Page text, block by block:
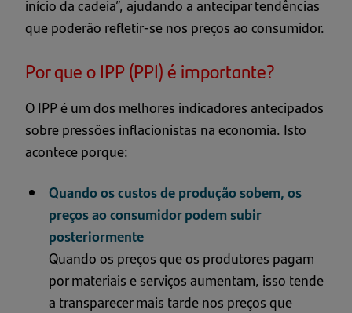
início da cadeia”, ajudando a antecipar tendências
que poderão refletir-se nos preços ao consumidor.
Por que o IPP (PPI) é importante?
O IPP é um dos melhores indicadores antecipados
sobre pressões inflacionistas na economia. Isto
acontece porque:
Quando os custos de produção sobem, os
preços ao consumidor podem subir
posteriormente
Quando os preços que os produtores pagam
por materiais e serviços aumentam, isso tende
a transparecer mais tarde nos preços que